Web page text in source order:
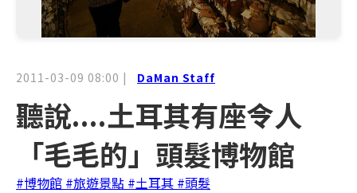
2011-03-09 08:00 | DaMan Staff
聽說....土耳其有座令人
「毛毛的」頭髮博物館
#博物館 #旅遊景點 #土耳其 #頭髮